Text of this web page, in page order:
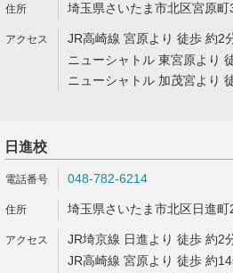
埼玉県さいたま市北区宮原
JR高崎線 宮原より 徒歩 約2
ニューシャトル 東宮原より
ニューシャトル 加茂宮より
日進校
048-782-6214
埼玉県さいたま市北区日進
JR埼京線 日進より 徒歩 約2
JR高崎線 宮原より 徒歩 約